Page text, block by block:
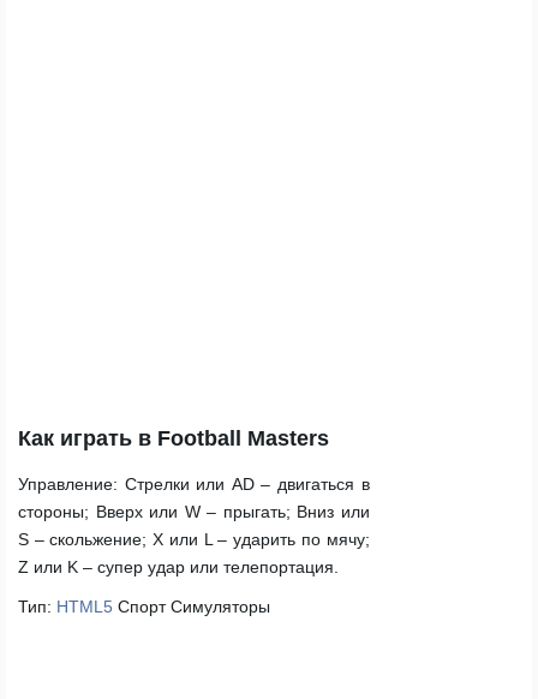
Как играть в Football Masters
Управление: Стрелки или AD – двигаться в
стороны; Вверх или W – прыгать; Вниз или
S – скольжение; X или L – ударить по мячу;
Z или K – супер удар или телепортация.
Тип: HTML5 Спорт Симуляторы